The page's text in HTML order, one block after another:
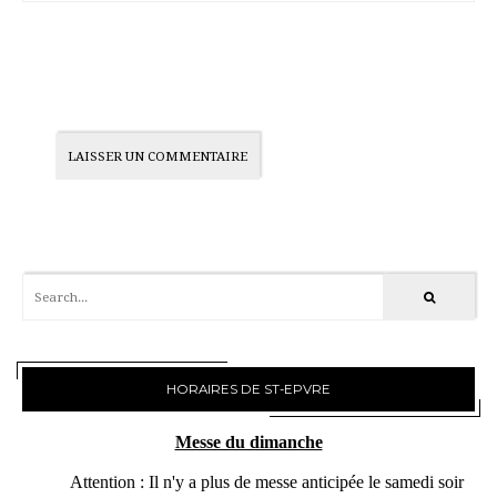
HORAIRES DE ST-EPVRE
Messe du dimanche
Attention : Il n'y a plus de messe anticipée le samedi soir